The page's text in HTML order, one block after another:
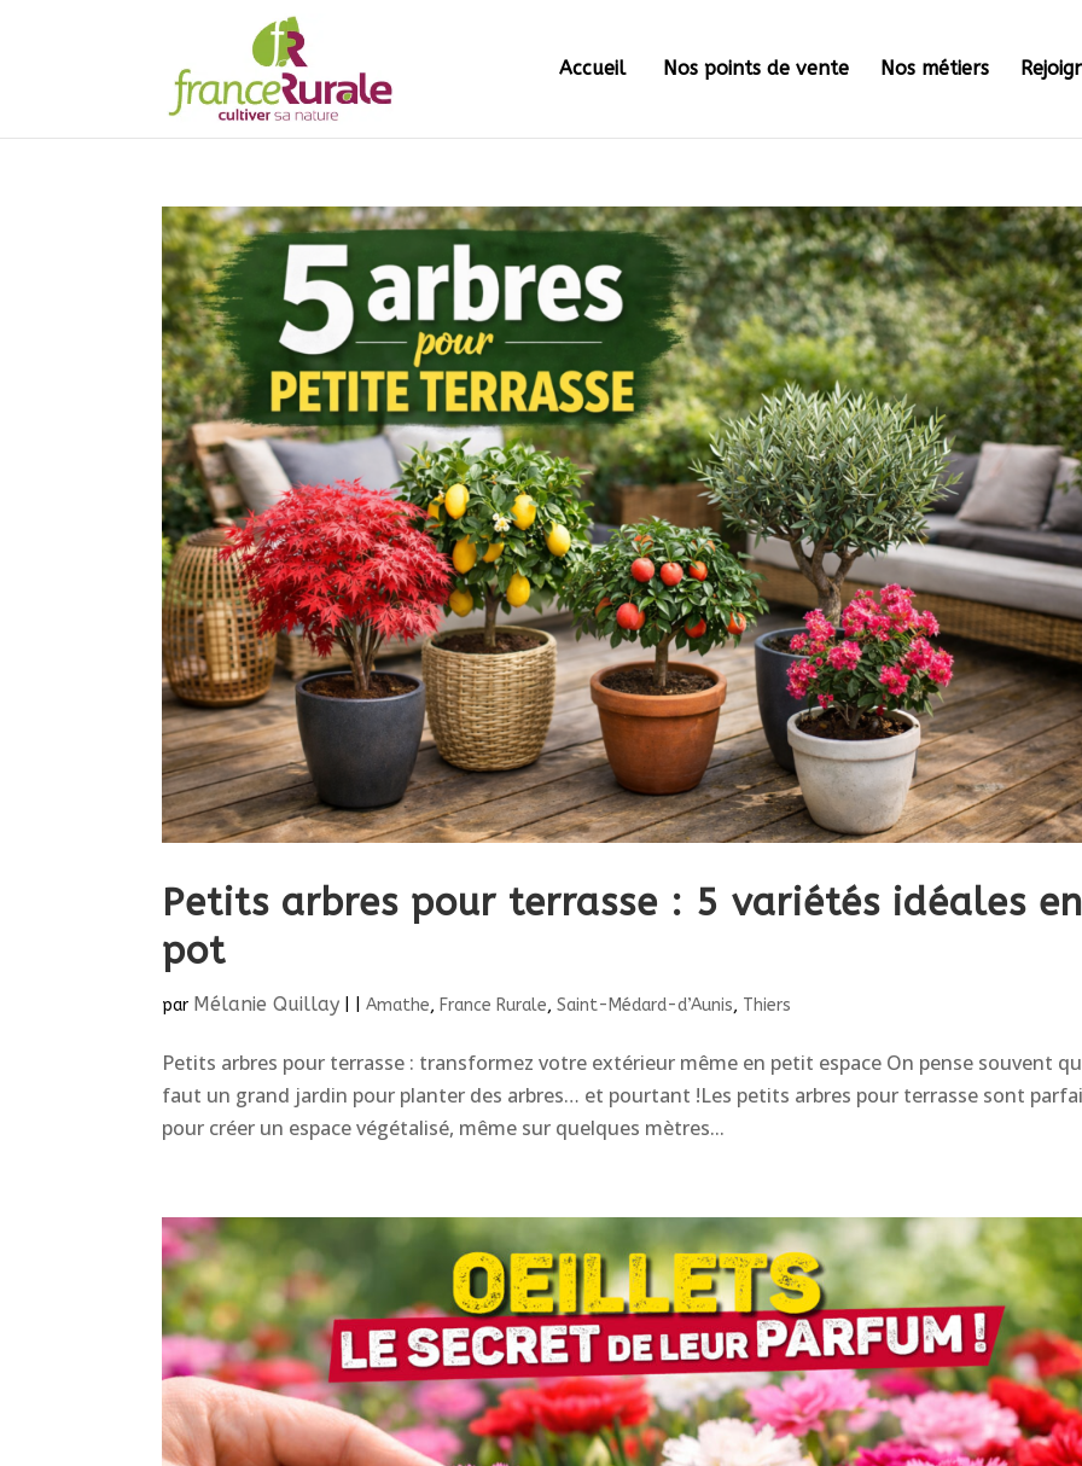
Accueil Nos points de vente Nos métiers
Petits arbres pour terrasse : 5 variétés idéales
pot
par Mélanie Quillay |Amathe,France Rurale,Saint-Médard-d’Aunis, Thiers
Petits arbres pour terrasse : transformez votre extérieur même en petit espace On pense souvent
faut un grand jardin pour planter des arbres… et pourtant !Les petits arbres pour terrasse sont
pour créer un espace végétalisé, même sur quelques mètres...